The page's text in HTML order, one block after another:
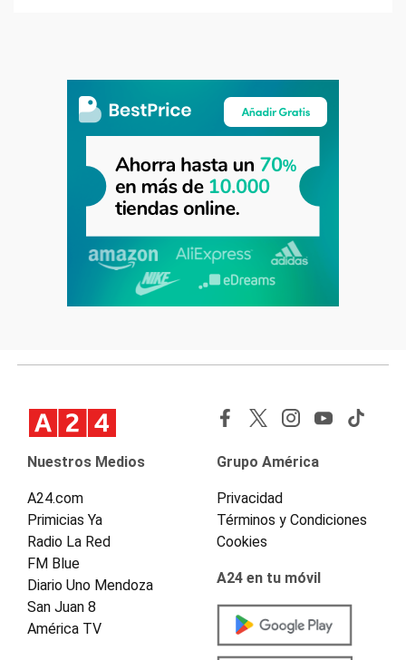
Nuestros Medios
A24.com
Primicias Ya
Radio La Red
FM Blue
Diario Uno Mendoza
San Juan 8
América TV
Grupo América
Privacidad
Términos y Condiciones
Cookies
A24 en tu móvil